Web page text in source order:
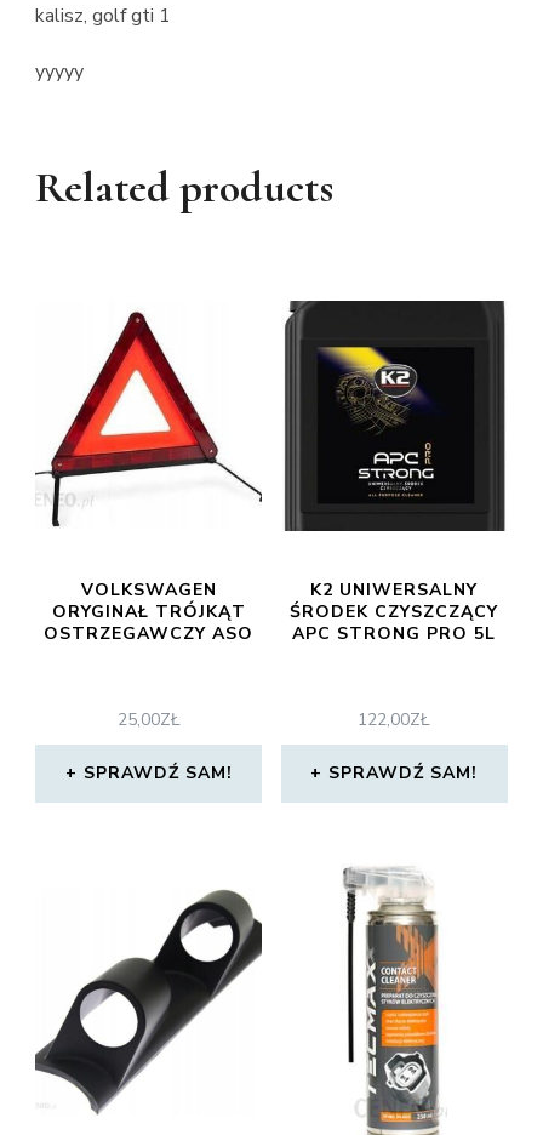
kalisz, golf gti 1
yyyyy
Related products
VOLKSWAGEN
ORYGINAŁ TRÓJKĄT
OSTRZEGAWCZY ASO
25,00ZŁ
SPRAWDŹ SAM!
K2 UNIWERSALNY
ŚRODEK CZYSZCZĄCY
APC STRONG PRO 5L
122,00ZŁ
SPRAWDŹ SAM!